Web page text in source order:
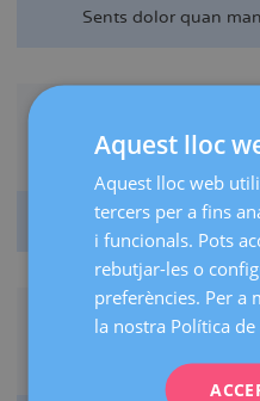
Sents dolor quan
Les teves
Aquest lloc
Aquest lloc web
tercers per a fins
i funcionals. Pots
rebutjar-les o
preferències. Per a
la nostra Política